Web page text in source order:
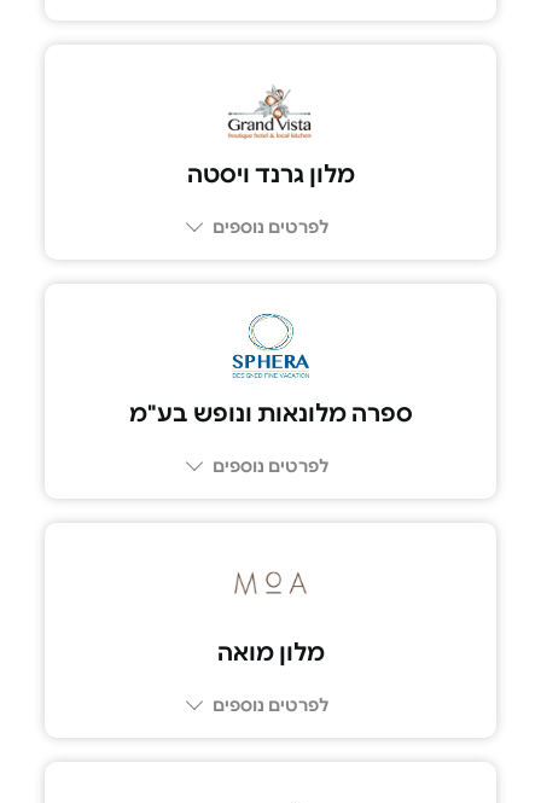
מלון גרנד ויסטה
לפרטים נוספים
ספרה מלונאות ונופש בע"מ
לפרטים נוספים
מלון מואה
לפרטים נוספים